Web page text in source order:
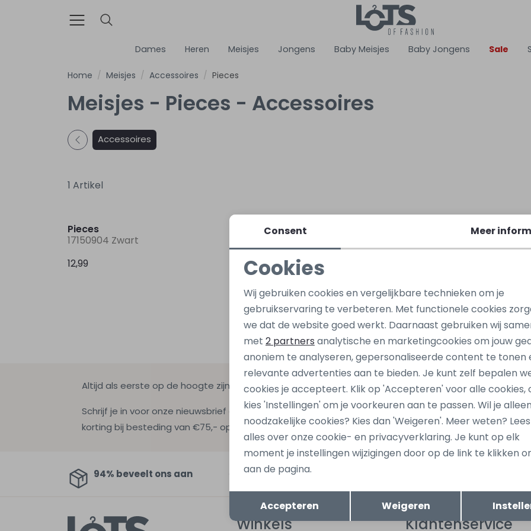
Dames Heren Meisjes Jongens Baby Meisjes Baby Jongens Sale
Home Meisjes Accessoires Pieces
Meisjes - Pieces - Accessoires
Accessoires
1 Artikel
Pieces
17150904 Zwart
12,99
Altijd als eerste op de hoogte zijn?
Schrijf je in voor onze nieuwsbrief en ontvang dan ook gelijk €5,-
korting bij besteding van €75,- op de nieuwe collectie!
Hoe we met je data
94% beveelt ons aan Automatisch sparen voor korting
Winkels Klantenservice
Noodzakelijke cookies
Analytische cookies Marketing cookies
Terug Opslaan
Consent Meer
Cookies
Wij gebruiken cookies en vergelijkbare technieken om je
gebruikservaring te verbeteren. Met functionele cookies
we dat de website goed werkt. Daarnaast gebruiken wij
met 2 partners analytische en marketingcookies om jouw
anoniem te analyseren, gepersonaliseerde content te tonen
relevante advertenties aan te bieden. Je kunt zelf bepalen
cookies je accepteert. Klik op 'Accepteren' voor alle cookies,
kies 'Instellingen' om je voorkeuren aan te passen. Wil je alleen
noodzakelijke cookies? Kies dan 'Weigeren'. Meer weten? Lees
alles over onze cookie- en privacyverklaring. Je kunt op elk
moment je instellingen wijzigingen door op de link te klikken
aan de pagina.
Accepteren Weigeren